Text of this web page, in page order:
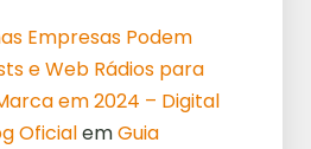
Empresas Podem
e Web Rádios para
em 2024 – Digital
OficialemGuia